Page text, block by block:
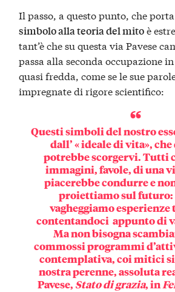
Il passo, a questo punto, che
simbolo alla teoria del mitoè
tant’è che su questa via Pavese
passa alla seconda occupazione
quasi fredda, come se le sue
impregnate di rigore scientifico:
Questi simboli del nostro
dall’ « ideale di vita»,
potrebbe scorgervi. Tutti
immagini, favole, di una
piacerebbe condurre e
proiettiamo sul futuro:
vagheggiamo esperienze
contentandoci appunto di
Ma non bisogna
commossi programmi
contemplativa, coi mitici
nostra perenne, assoluta
Pavese, Stato di grazia, in